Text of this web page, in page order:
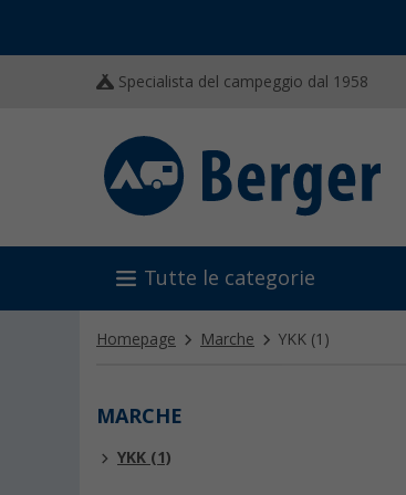
Specialista del campeggio dal 1958
Tutte le categorie
Homepage Marche YKK (1)
MARCHE
YKK (1)